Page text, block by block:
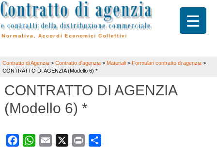
Contratto di Agenzia > Contratto d'agenzia > Materiali > Formulari contratto di agenzia >
CONTRATTO DI AGENZIA (Modello 6) *
CONTRATTO DI AGENZIA
(Modello 6) *
FacebookWhatsApp
Email Print